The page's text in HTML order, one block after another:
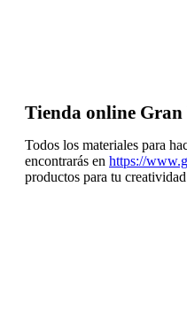
Tienda online Gran
Todos los materiales para
encontrarás en https://
productos para tu